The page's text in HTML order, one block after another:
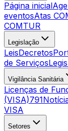
Página inicial
eventosAtas
COMTUR
Legislação
LeisDecretos
de Serviços
Vigilância Sanitária
Licenças de
(VISA)791
VISA
Setores